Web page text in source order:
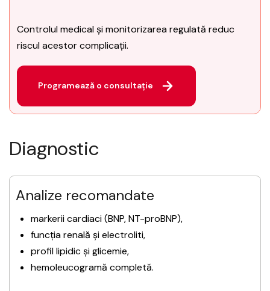
Controlul medical și monitorizarea regulată reduc
riscul acestor complicații.
Programează o consultație
Diagnostic
Analize recomandate
markerii cardiaci (BNP, NT-proBNP),
funcția renală și electroliti,
profil lipidic și glicemie,
hemoleucogramă completă.